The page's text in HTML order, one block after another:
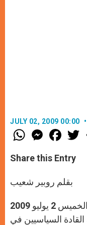
JULY 02, 2009 00:00
W
h
t
s
p
p
M
e
s
e
e
F
a
e
b
o
k
Share this Entry
بقلم روبير شعيب
السياسيين في